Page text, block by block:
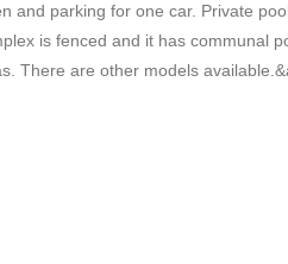
and parking for one car. Private
is fenced and it has communal
There are other models